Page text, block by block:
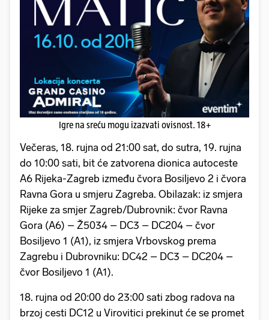
Igre na sreću mogu izazvati ovisnost. 18+
Večeras, 18. rujna od 21:00 sat, do sutra, 19. rujna
do 10:00 sati, bit će zatvorena dionica autoceste
A6 Rijeka-Zagreb između čvora Bosiljevo 2 i čvora
Ravna Gora u smjeru Zagreba. Obilazak: iz smjera
Rijeke za smjer Zagreb/Dubrovnik: čvor Ravna
Gora (A6) – Ž5034 – DC3 – DC204 – čvor
Bosiljevo 1 (A1), iz smjera Vrbovskog prema
Zagrebu i Dubrovniku: DC42 – DC3 – DC204 –
čvor Bosiljevo 1 (A1).
18. rujna od 20:00 do 23:00 sati zbog radova na
brzoj cesti DC12 u Virovitici prekinut će se promet